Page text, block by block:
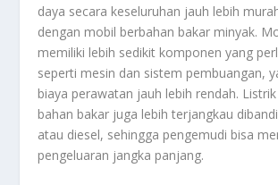
daya secara keseluruhan jauh lebih
dengan mobil berbahan bakar minyak.
memiliki lebih sedikit komponen yang
seperti mesin dan sistem pembuangan,
biaya perawatan jauh lebih rendah.
bahan bakar juga lebih terjangkau
atau diesel, sehingga pengemudi bisa
pengeluaran jangka panjang.